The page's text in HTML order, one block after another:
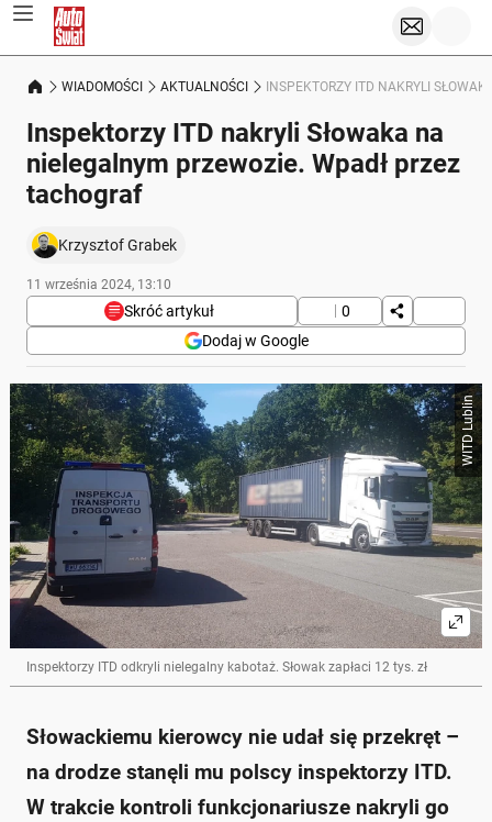
WIADOMOŚCI AKTUALNOŚCI INSPEKTORZY ITD NAKRYLI
Inspektorzy ITD nakryli Słowaka na
nielegalnym przewozie. Wpadł przez
tachograf
Krzysztof Grabek
11 września 2024, 13:10
Skróć artykuł
0
Dodaj w Google
Poniżej streszczenie artykułu:
Skrót przygotowany przez Onet Czat z AI, może zawierać błędy.
Słowacki kierowca został zatrzymany przez polskich
inspektorów ITD za nielegalny przewóz.
Kontrola wykazała, że przewoźnik operował w
Polsce przez 16 dni, co jest naruszeniem przepisów.
Nowy tachograf ujawnił, że kierowca wykonał co
najmniej pięć przewozów kabotażowych, podczas
gdy dozwolone są tylko trzy.
Kierowca próbował ukryć dokumenty, usuwając je po
zrobieniu zdjęć, co ostatecznie doprowadziło do jego
kłopotów.
do Słowacji "na pusto".
WITD Lublin
Inspektorzy ITD odkryli nielegalny kabotaż. Słowak zapłaci 12 tys. zł
Słowackiemu kierowcy nie udał się przekręt –
na drodze stanęli mu polscy inspektorzy ITD.
W trakcie kontroli funkcjonariusze nakryli go